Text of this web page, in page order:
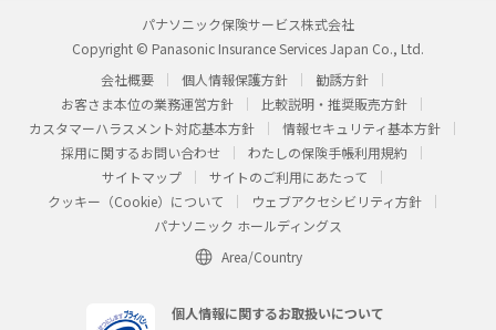
パナソニック保険サービス株式会社
Copyright © Panasonic Insurance Services Japan Co., Ltd.
会社概要
個人情報保護方針
勧誘方針
お客さま本位の業務運営方針
比較説明・推奨販売方針
カスタマーハラスメント対応基本方針
情報セキュリティ基本方針
採用に関するお問い合わせ
わたしの保険手帳利用規約
サイトマップ
サイトのご利用にあたって
クッキー（Cookie）について
ウェブアクセシビリティ方針
パナソニック ホールディングス
Area/Country
個人情報に関するお取扱いについて